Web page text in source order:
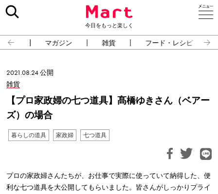
今日をもっと楽しく
占い マガジン 雑貨 フード・レシピ
2021.08.24 公開
雑貨
【プロ家政婦の七つ道具】髙橋ゆきさん（ベアー
ズ）の場合
暮らしの道具 家政婦 七つ道具
プロの家政婦さんたちが、お仕事で実際に使っていて納得した、便
利な七つ道具を大公開してもらいました。皆さんがしっかりプライ